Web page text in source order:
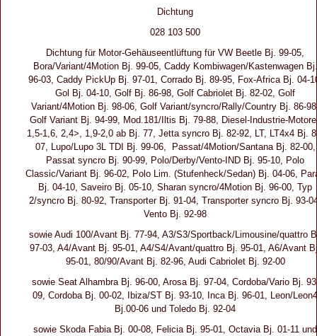
Dichtung
028 103 500
Dichtung für Motor-Gehäuseentlüftung für VW Beetle Bj. 99-05,
Bora/Variant/4Motion Bj. 99-05, Caddy Kombiwagen/Kastenwagen Bj.
96-03, Caddy PickUp Bj. 97-01, Corrado Bj. 89-95, Fox-Africa Bj. 04-
Gol Bj. 04-10, Golf Bj. 86-98, Golf Cabriolet Bj. 82-02, Golf
Variant/4Motion Bj. 98-06, Golf Variant/syncro/Rally/Country Bj. 86-
Golf Variant Bj. 94-99, Mod.181/Iltis Bj. 79-88, Diesel-Industrie-
1,5-1,6, 2,4>, 1,9-2,0 ab Bj. 77, Jetta syncro Bj. 82-92, LT, LT4x4 Bj.
07, Lupo/Lupo 3L TDI Bj. 99-06, Passat/4Motion/Santana Bj. 82-00,
Passat syncro Bj. 90-99, Polo/Derby/Vento-IND Bj. 95-10, Polo
Classic/Variant Bj. 96-02, Polo Lim. (Stufenheck/Sedan) Bj. 04-06,
Bj. 04-10, Saveiro Bj. 05-10, Sharan syncro/4Motion Bj. 96-00, Typ
2/syncro Bj. 80-92, Transporter Bj. 91-04, Transporter syncro Bj. 93-
Vento Bj. 92-98
sowie Audi 100/Avant Bj. 77-94, A3/S3/Sportback/Limousine/quattro
97-03, A4/Avant Bj. 95-01, A4/S4/Avant/quattro Bj. 95-01, A6/Avant
95-01, 80/90/Avant Bj. 82-96, Audi Cabriolet Bj. 92-00
sowie Seat Alhambra Bj. 96-00, Arosa Bj. 97-04, Cordoba/Vario Bj.
09, Cordoba Bj. 00-02, Ibiza/ST Bj. 93-10, Inca Bj. 96-01, Leon/
Bj.00-06 und Toledo Bj. 92-04
sowie Skoda Fabia Bj. 00-08, Felicia Bj. 95-01, Octavia Bj. 01-11 und